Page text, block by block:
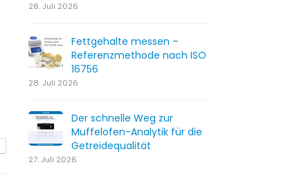
28. Juli 2026
Fettgehalte messen –
Referenzmethode nach ISO
16756
28. Juli 2026
Der schnelle Weg zur
Muffelofen-Analytik für die
Getreidequalität
27. Juli 2026